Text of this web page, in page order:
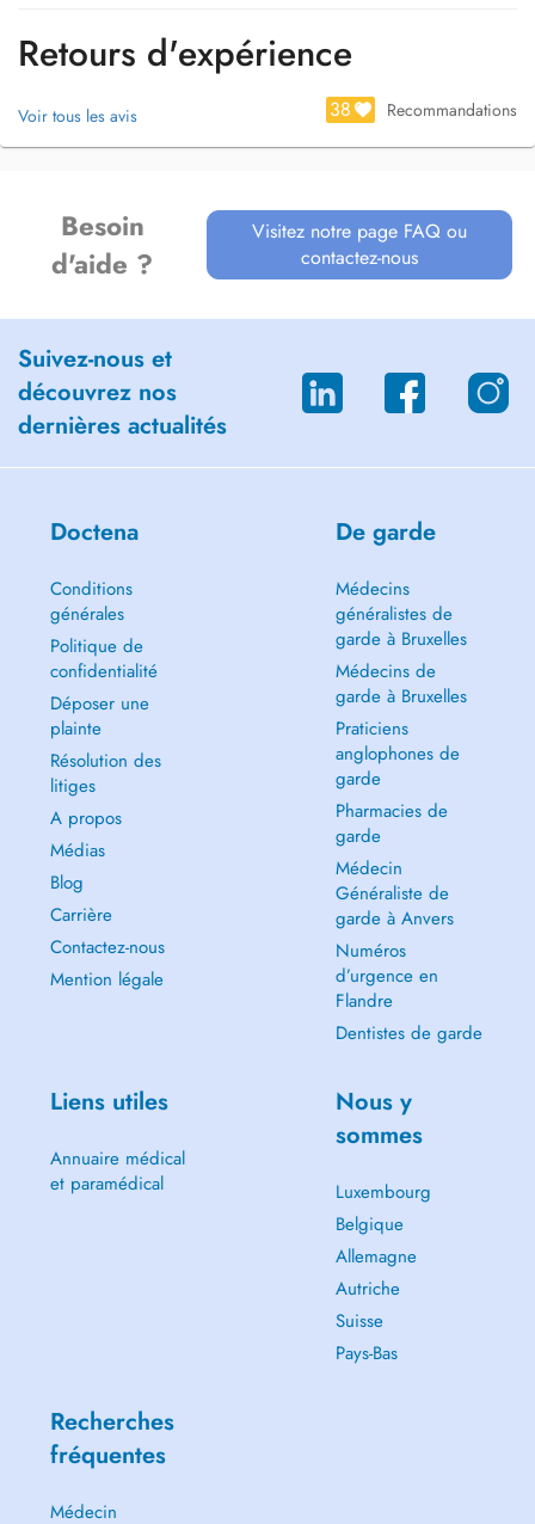
Retours d'expérience
Voir tous les avis 38 Recommandations
Besoin
d'aide ?
Visitez notre page FAQ ou
contactez-nous
Suivez-nous et
découvrez nos
dernières actualités
Doctena
Conditions
générales
Politique de
confidentialité
Déposer une
plainte
Résolution des
litiges
A propos
Médias
Blog
Carrière
Contactez-nous
Mention légale
De garde
Médecins
généralistes de
garde à Bruxelles
Médecins de
garde à Bruxelles
Praticiens
anglophones de
garde
Pharmacies de
garde
Médecin
Généraliste de
garde à Anvers
Numéros
d’urgence en
Flandre
Dentistes de garde
Liens utiles
Annuaire médical
et paramédical
Nous y
sommes
Luxembourg
Belgique
Allemagne
Autriche
Suisse
Pays-Bas
Recherches
fréquentes
Médecin